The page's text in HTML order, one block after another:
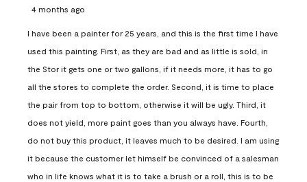
4 months ago
I have been a painter for 25 years, and this is the first time I have
used this painting. First, as they are bad and as little is sold, in
the Stor it gets one or two gallons, if it needs more, it has to go
all the stores to complete the order. Second, it is time to place
the pair from top to bottom, otherwise it will be ugly. Third, it
does not yield, more paint goes than you always have. Fourth,
do not buy this product, it leaves much to be desired. I am using
it because the customer let himself be convinced of a salesman
who in life knows what it is to take a brush or a roll, this is to be